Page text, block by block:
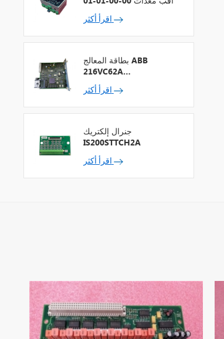
الأغراض العامة
بطاقة المعالج ABB
216VC62A
HESG324442R13
جنرال إلكتريك
IS200STTCH2A